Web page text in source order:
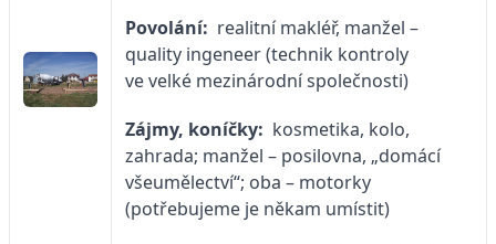
Povolání: realitní makléř, manžel –
quality ingeneer (technik kontroly
ve velké mezinárodní společnosti)
Zájmy, koníčky: kosmetika, kolo,
zahrada; manžel – posilovna, „domácí
všeumělectví“; oba – motorky
(potřebujeme je někam umístit)